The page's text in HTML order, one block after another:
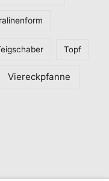
Topf
Viereckpfanne